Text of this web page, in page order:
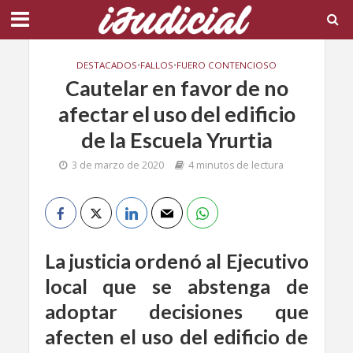
DESTACADOS•FALLOS•FUERO CONTENCIOSO
Cautelar en favor de no
afectar el uso del edificio
de la Escuela Yrurtia
3 de marzo de 2020 4 minutos de lectura
La justicia ordenó al Ejecutivo
local que se abstenga de
adoptar decisiones que
afecten el uso del edificio de